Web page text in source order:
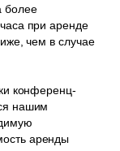
более
при аренде
чем в случае
конференц-
нашим
аренды